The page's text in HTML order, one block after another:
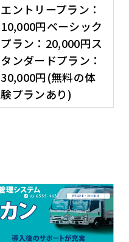
エントリープラン：
10,000円ベーシック
プラン：20,000円ス
タンダードプラン：
30,000円(無料の体
験プランあり)